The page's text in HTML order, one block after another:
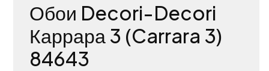
Обои Decori-Decori
Каррара 3 (Carrara 3)
84643